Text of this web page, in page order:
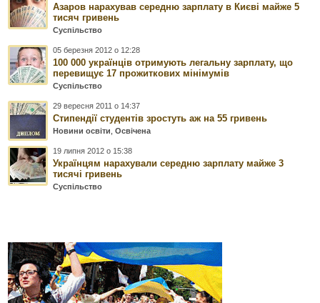
Азаров нарахував середню зарплату в Києві майже 5
тисяч гривень
Суспільство
05 березня 2012 о 12:28
100 000 українців отримують легальну зарплату, що
перевищує 17 прожиткових мінімумів
Суспільство
29 вересня 2011 о 14:37
Стипендії студентів зростуть аж на 55 гривень
Новини освіти ,Освічена
19 липня 2012 о 15:38
Українцям нарахували середню зарплату майже 3
тисячі гривень
Суспільство